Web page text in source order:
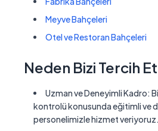
Meyve Bahçeleri
Otel ve Restoran Bahçeleri
Neden Bizi Tercih
Uzman ve Deneyimli Kadro:
kontrolü konusunda eğitimli ve
personelimizle hizmet veriyoruz.